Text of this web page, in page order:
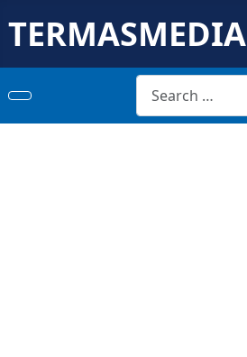
TERMASMEDIA
Search